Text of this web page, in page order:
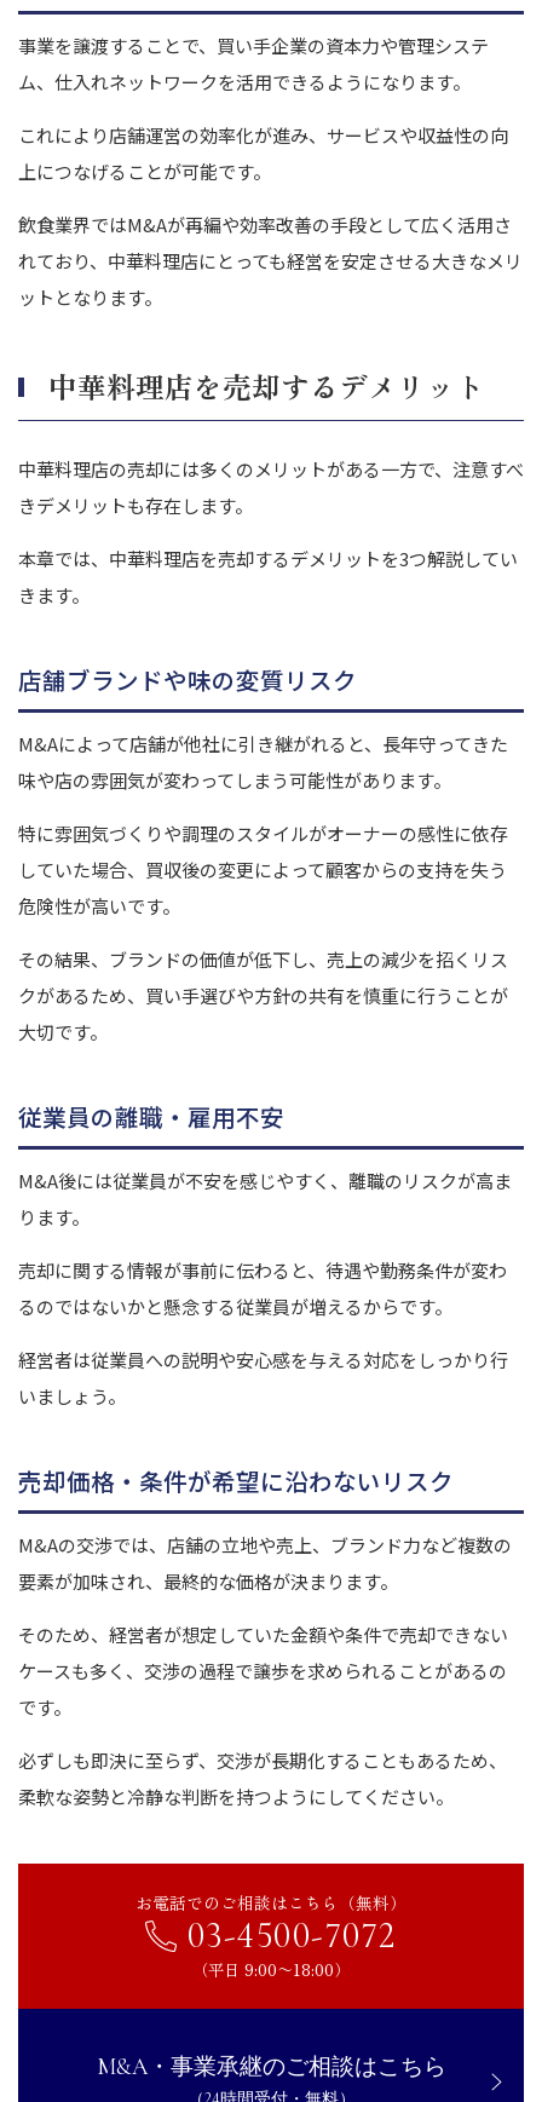
事業を譲渡することで、買い手企業の資本力や管理システ
ム、仕入れネットワークを活用できるようになります。
これにより店舗運営の効率化が進み、サービスや収益性の向
上につなげることが可能です。
飲食業界ではM&Aが再編や効率改善の手段として広く活用さ
れており、中華料理店にとっても経営を安定させる大きなメリ
ットとなります。
中華料理店を売却するデメリット
中華料理店の売却には多くのメリットがある一方で、注意すべ
きデメリットも存在します。
本章では、中華料理店を売却するデメリットを3つ解説してい
きます。
店舗ブランドや味の変質リスク
M&Aによって店舗が他社に引き継がれると、長年守ってきた
味や店の雰囲気が変わってしまう可能性があります。
特に雰囲気づくりや調理のスタイルがオーナーの感性に依存
していた場合、買収後の変更によって顧客からの支持を失う
危険性が高いです。
その結果、ブランドの価値が低下し、売上の減少を招くリス
クがあるため、買い手選びや方針の共有を慎重に行うことが
大切です。
従業員の離職・雇用不安
M&A後には従業員が不安を感じやすく、離職のリスクが高ま
ります。
売却に関する情報が事前に伝わると、待遇や勤務条件が変わ
るのではないかと懸念する従業員が増えるからです。
経営者は従業員への説明や安心感を与える対応をしっかり行
いましょう。
売却価格・条件が希望に沿わないリスク
M&Aの交渉では、店舗の立地や売上、ブランド力など複数の
要素が加味され、最終的な価格が決まります。
そのため、経営者が想定していた金額や条件で売却できない
ケースも多く、交渉の過程で譲歩を求められることがあるの
です。
必ずしも即決に至らず、交渉が長期化することもあるため、
柔軟な姿勢と冷静な判断を持つようにしてください。
お電話でのご相談はこちら（無料）
03-4500-7072
（平日 9:00〜18:00）
M&A・事業承継のご相談はこちら